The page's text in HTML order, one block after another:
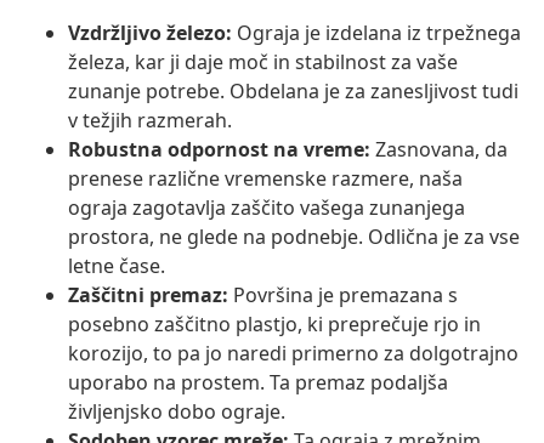
Vzdržljivo železo: Ograja je izdelana iz trpežnega
železa, kar ji daje moč in stabilnost za vaše
zunanje potrebe. Obdelana je za zanesljivost tudi
v težjih razmerah.
Robustna odpornost na vreme: Zasnovana, da
prenese različne vremenske razmere, naša
ograja zagotavlja zaščito vašega zunanjega
prostora, ne glede na podnebje. Odlična je za vse
letne čase.
Zaščitni premaz: Površina je premazana s
posebno zaščitno plastjo, ki preprečuje rjo in
korozijo, to pa jo naredi primerno za dolgotrajno
uporabo na prostem. Ta premaz podaljša
življenjsko dobo ograje.